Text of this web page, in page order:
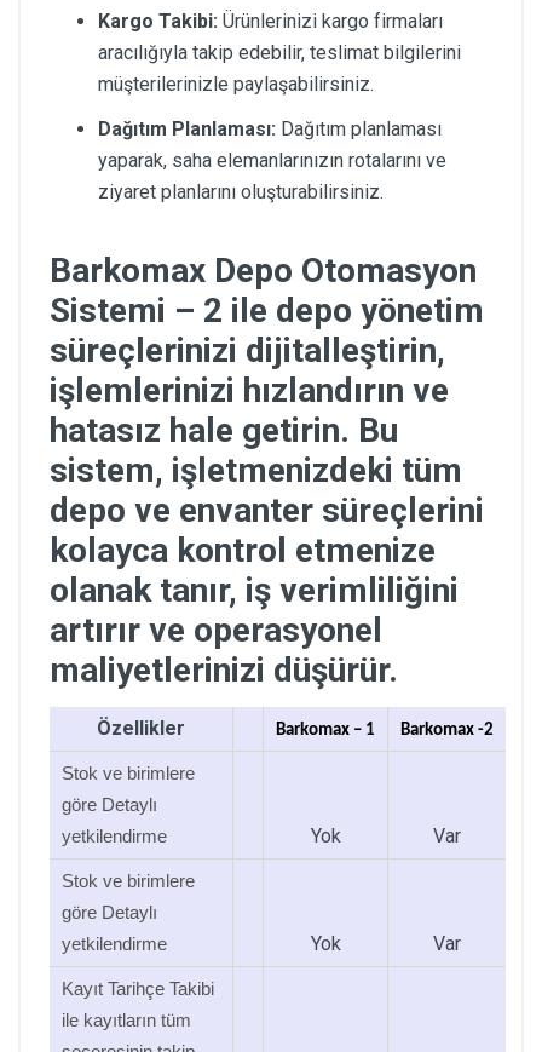
Kargo Takibi: Ürünlerinizi kargo firmaları
aracılığıyla takip edebilir, teslimat bilgilerini
müşterilerinizle paylaşabilirsiniz.
Dağıtım Planlaması: Dağıtım planlaması
yaparak, saha elemanlarınızın rotalarını ve
ziyaret planlarını oluşturabilirsiniz.
Barkomax Depo Otomasyon
Sistemi – 2 ile depo yönetim
süreçlerinizi dijitalleştirin,
işlemlerinizi hızlandırın ve
hatasız hale getirin. Bu
sistem, işletmenizdeki tüm
depo ve envanter süreçlerini
kolayca kontrol etmenize
olanak tanır, iş verimliliğini
artırır ve operasyonel
maliyetlerinizi düşürür.
Özellikler Barkomax – 1 Barkomax -2
Stok ve birimlere
göre Detaylı
yetkilendirme
Yok Var
Stok ve birimlere
göre Detaylı
yetkilendirme
Yok Var
Kayıt Tarihçe Takibi
ile kayıtların tüm